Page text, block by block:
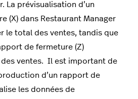
La prévisualisation d’un
(X) dans Restaurant Manager
le total des ventes, tandis que
de fermeture (Z)
ventes. Il est important de
d’un rapport de
les données de